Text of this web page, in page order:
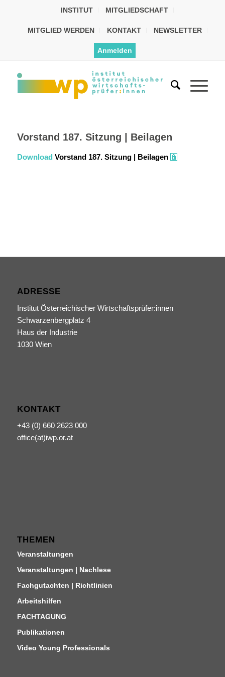
INSTITUT MITGLIEDSCHAFT
MITGLIED WERDEN KONTAKT NEWSLETTER
Anmelden
Vorstand 187. Sitzung | Beilagen
Download Vorstand 187. Sitzung | Beilagen
ADRESSE
Institut Österreichischer Wirtschaftsprüfer:innen
Schwarzenbergplatz 4
Haus der Industrie
1030 Wien
KONTAKT
+43 (0) 660 2623 000
office(at)iwp.or.at
THEMEN
Veranstaltungen
Veranstaltungen | Nachlese
Fachgutachten | Richtlinien
Arbeitshilfen
FACHTAGUNG
Publikationen
Video Young Professionals